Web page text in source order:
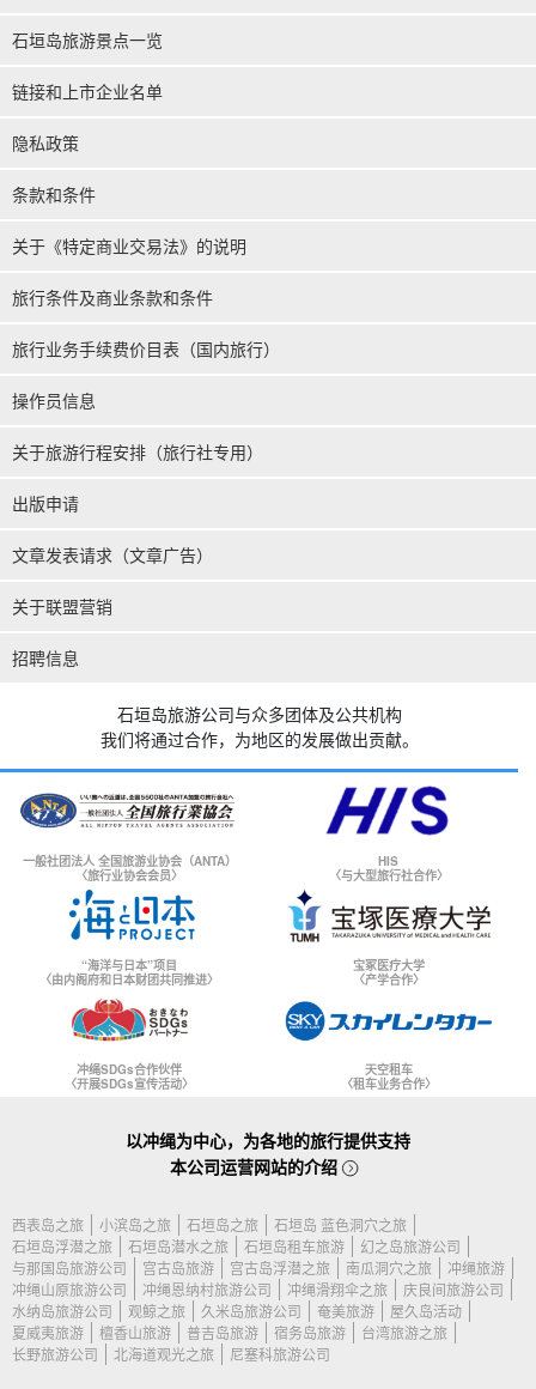
石垣岛旅游景点一览
链接和上市企业名单
隐私政策
条款和条件
关于《特定商业交易法》的说明
旅行条件及商业条款和条件
旅行业务手续费价目表（国内旅行）
操作员信息
关于旅游行程安排（旅行社专用）
出版申请
文章发表请求（文章广告）
关于联盟营销
招聘信息
石垣岛旅游公司与众多团体及公共机构
我们将通过合作，为地区的发展做出贡献。
一般社团法人 全国旅游业协会（ANTA）
〈旅行业协会会员〉
HIS
〈与大型旅行社合作〉
“海洋与日本”项目
〈由内阁府和日本财团共同推进〉
宝冢医疗大学
〈产学合作〉
冲绳SDGs合作伙伴
〈开展SDGs宣传活动〉
天空租车
〈租车业务合作〉
以冲绳为中心，为各地的旅行提供支持
本公司运营网站的介绍
西表岛之旅 小滨岛之旅 石垣岛之旅
石垣岛 蓝色洞穴之旅
石垣岛浮潜之旅
石垣岛潜水之旅 石垣岛租车旅游
幻之岛旅游公司
与那国岛旅游公司
宫古岛旅游 宫古岛浮潜之旅 南瓜洞穴之旅
冲绳旅游
冲绳山原旅游公司
冲绳恩纳村旅游公司 冲绳滑翔伞之旅
庆良间旅游公司
水纳岛旅游公司
观鲸之旅 久米岛旅游公司 奄美旅游
屋久岛活动
夏威夷旅游
檀香山旅游 普吉岛旅游 宿务岛旅游
台湾旅游之旅
长野旅游公司
北海道观光之旅 尼塞科旅游公司